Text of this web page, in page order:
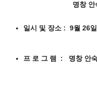
명창 안숙선 판소
일시 및 장소 : 9월 26
프 로 그 램 : 명창 안